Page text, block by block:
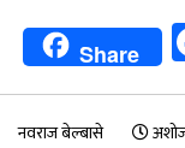
७० वर्षीया वृद्धाको
५ बजे मृत्यु भएको हो
Share
नवराज बेल्बासे